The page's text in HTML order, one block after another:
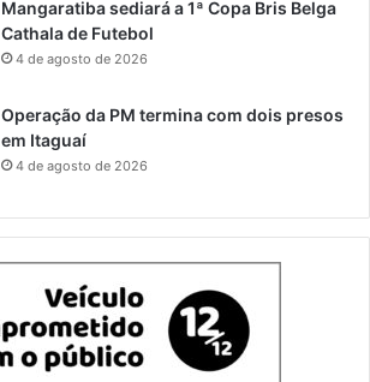
Mangaratiba sediará a 1ª Copa Bris Belga
Cathala de Futebol
4 de agosto de 2026
Operação da PM termina com dois presos
em Itaguaí
4 de agosto de 2026